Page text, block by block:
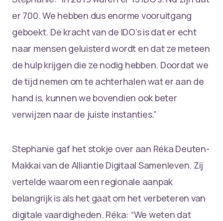
er 700. We hebben dus enorme vooruitgang
geboekt. De kracht van de IDO’s is dat er echt
naar mensen geluisterd wordt en dat ze meteen
de hulp krijgen die ze nodig hebben. Doordat we
de tijd nemen om te achterhalen wat er aan de
hand is, kunnen we bovendien ook beter
verwijzen naar de juiste instanties.”
Stephanie gaf het stokje over aan Réka Deuten-
Makkai van de Alliantie Digitaal Samenleven. Zij
vertelde waarom een regionale aanpak
belangrijk is als het gaat om het verbeteren van
digitale vaardigheden. Réka: “We weten dat